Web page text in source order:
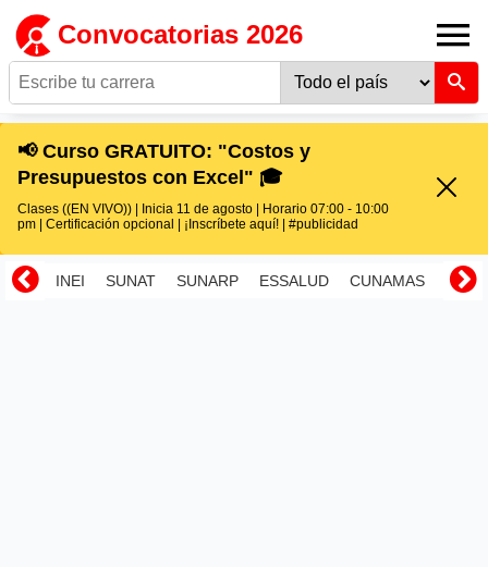
Convocatorias 2026
📢 Curso GRATUITO: "Costos y
Presupuestos con Excel" 🎓
Clases ((EN VIVO)) | Inicia 11 de agosto | Horario 07:00 - 10:00
pm | Certificación opcional | ¡Inscríbete aquí! | #publicidad
INEI SUNAT SUNARP ESSALUD CUNAMAS